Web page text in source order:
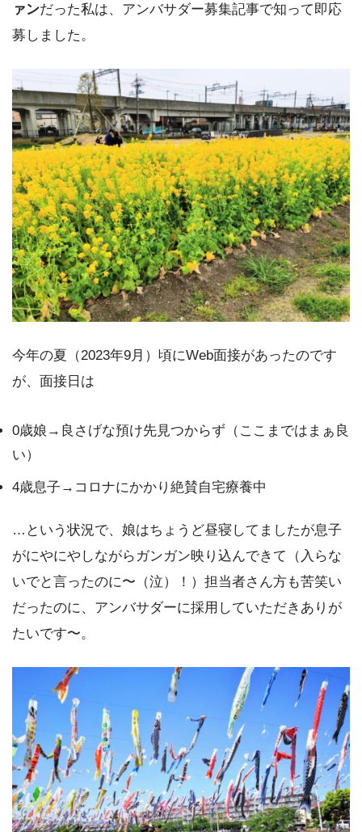
ァンだった私は、アンバサダー募集記事で知って即応
募しました。
今年の夏（2023年9月）頃にWeb面接があったのです
が、面接日は
0歳娘→良さげな預け先見つからず（ここまではまぁ良
い）
4歳息子→コロナにかかり絶賛自宅療養中
…という状況で、娘はちょうど昼寝してましたが息子
がにやにやしながらガンガン映り込んできて（入らな
いでと言ったのに〜（泣）！）担当者さん方も苦笑い
だったのに、アンバサダーに採用していただきありが
たいです〜。